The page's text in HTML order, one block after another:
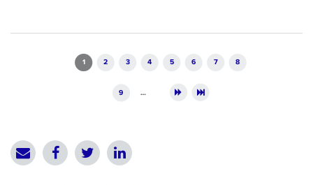
1 2 3 4 5 6 7 8
9 …